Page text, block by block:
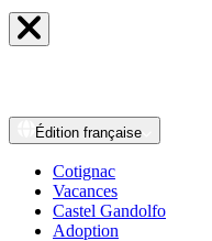
Édition française
Cotignac
Vacances
Castel Gandolfo
Adoption